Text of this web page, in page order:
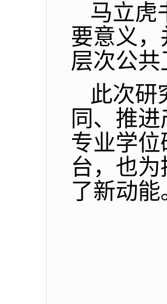
马立虎
要意义
层次公
此次研
同、推
专业学
台，也
了新动能